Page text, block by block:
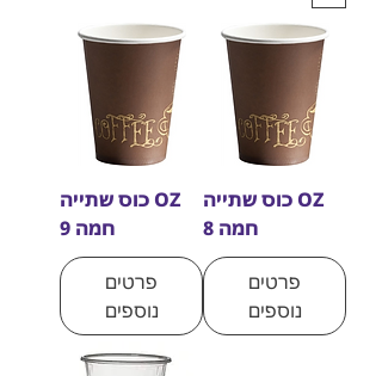
OZ כוס שתייה
חמה 8
פרטים
נוספים
OZ כוס שתייה
חמה 9
פרטים
נוספים